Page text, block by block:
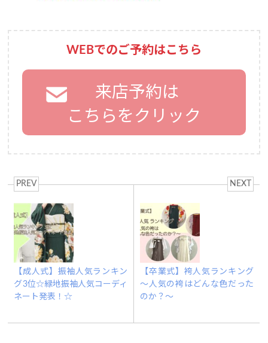
WEBでのご予約はこちら
来店予約は
こちらをクリック
PREV
【成人式】振袖人気ランキン
グ3位☆緑地振袖人気コーディ
ネート発表！☆
NEXT
【卒業式】袴人気ランキング
～人気の袴はどんな色だった
のか？～